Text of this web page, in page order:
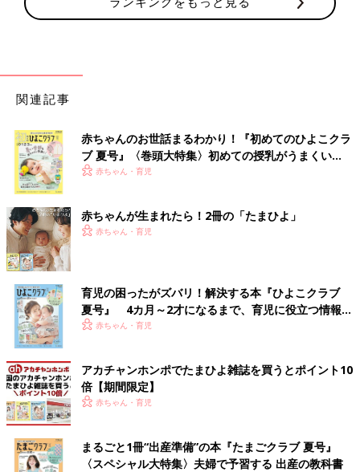
関連記事
赤ちゃんのお世話まるわかり！『初めてのひよこクラ
ブ 夏号』〈巻頭大特集〉初めての授乳がうまくい
く！ おっぱい・ミルクの基本と夏のトラブル 解決テ
赤ちゃん・育児
赤ちゃんが生まれたら！2冊の「たまひよ」
赤ちゃん・育児
育児の困ったがズバリ！解決する本『ひよこクラブ
夏号』 4カ月～2才になるまで、育児に役立つ情報が
いっぱい！
赤ちゃん・育児
アカチャンホンポでたまひよ雑誌を買うとポイント10
倍【期間限定】
赤ちゃん・育児
まるごと1冊“出産準備”の本『たまごクラブ 夏号』
〈スペシャル大特集〉夫婦で予習する 出産の教科書